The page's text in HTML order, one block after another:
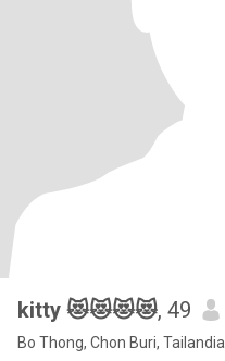
kitty 😻😻😻😻, 49
Bo Thong, Chon Buri, Tailandia